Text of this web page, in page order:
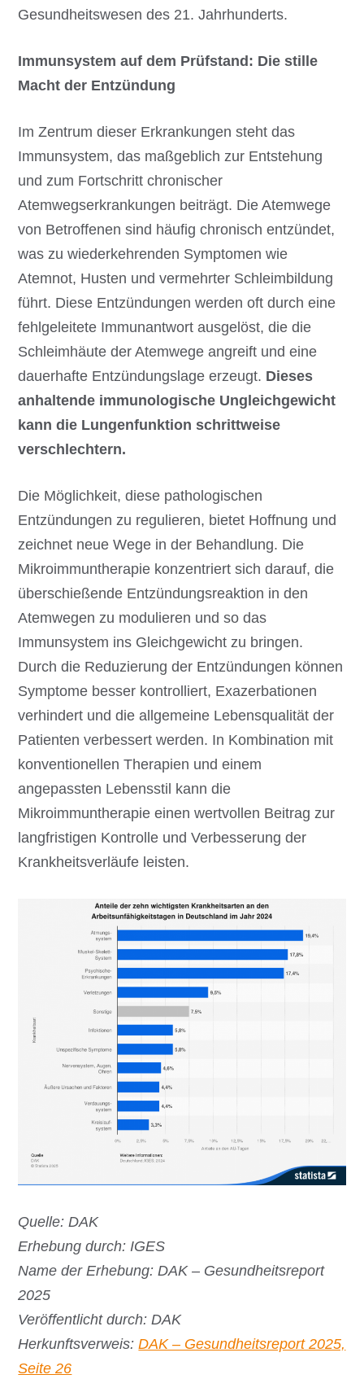
Gesundheitswesen des 21. Jahrhunderts.
Immunsystem auf dem Prüfstand: Die stille
Macht der Entzündung
Im Zentrum dieser Erkrankungen steht das
Immunsystem, das maßgeblich zur Entstehung
und zum Fortschritt chronischer
Atemwegserkrankungen beiträgt. Die Atemwege
von Betroffenen sind häufig chronisch entzündet,
was zu wiederkehrenden Symptomen wie
Atemnot, Husten und vermehrter Schleimbildung
führt. Diese Entzündungen werden oft durch eine
fehlgeleitete Immunantwort ausgelöst, die die
Schleimhäute der Atemwege angreift und eine
dauerhafte Entzündungslage erzeugt. Dieses
anhaltende immunologische Ungleichgewicht
kann die Lungenfunktion schrittweise
verschlechtern.
Die Möglichkeit, diese pathologischen
Entzündungen zu regulieren, bietet Hoffnung und
zeichnet neue Wege in der Behandlung. Die
Mikroimmuntherapie konzentriert sich darauf, die
überschießende Entzündungsreaktion in den
Atemwegen zu modulieren und so das
Immunsystem ins Gleichgewicht zu bringen.
Durch die Reduzierung der Entzündungen können
Symptome besser kontrolliert, Exazerbationen
verhindert und die allgemeine Lebensqualität der
Patienten verbessert werden. In Kombination mit
konventionellen Therapien und einem
angepassten Lebensstil kann die
Mikroimmuntherapie einen wertvollen Beitrag zur
langfristigen Kontrolle und Verbesserung der
Krankheitsverläufe leisten.
Quelle: DAK
Erhebung durch: IGES
Name der Erhebung: DAK – Gesundheitsreport
2025
Veröffentlicht durch: DAK
Herkunftsverweis:DAK – Gesundheitsreport 2025,
Seite 26